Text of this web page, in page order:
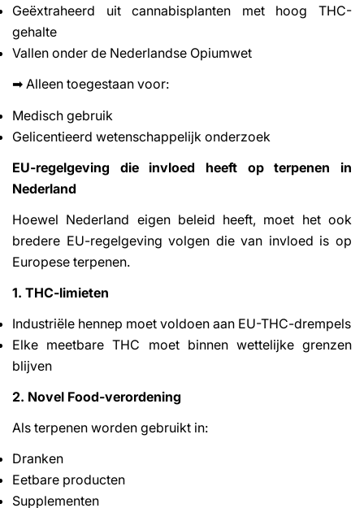
Geëxtraheerd uit cannabisplanten met hoog THC-
gehalte
Vallen onder de Nederlandse Opiumwet
➡ Alleen toegestaan voor:
Medisch gebruik
Gelicentieerd wetenschappelijk onderzoek
EU-regelgeving die invloed heeft op terpenen in
Nederland
Hoewel Nederland eigen beleid heeft, moet het ook
bredere EU-regelgeving volgen die van invloed is op
Europese terpenen.
1. THC-limieten
Industriële hennep moet voldoen aan EU-THC-drempels
Elke meetbare THC moet binnen wettelijke grenzen
blijven
2. Novel Food-verordening
Als terpenen worden gebruikt in:
Dranken
Eetbare producten
Supplementen